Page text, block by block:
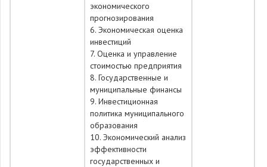
экономического
прогнозирования
6. Экономическая оценка
инвестиций
7. Оценка и управление
стоимостью предприятия
8. Государственные и
муниципальные финансы
9. Инвестиционная
политика муниципального
образования
10. Экономический анализ
эффективности
государственных и